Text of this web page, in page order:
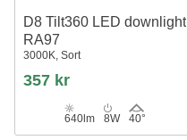
D8 Tilt360 LED downlight
RA97
3000K, Sort
357 kr
640lm 8W 40°